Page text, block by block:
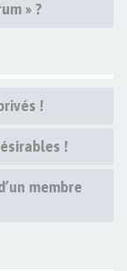
» ?
!
!
membre